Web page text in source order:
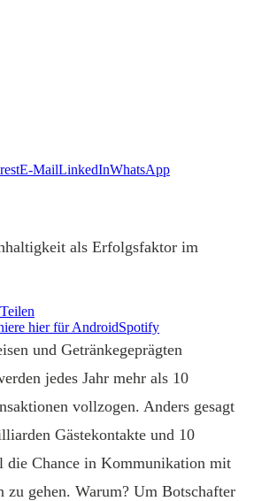
E-MailLinkedInWhatsApp
als Erfolgsfaktor im
Teilen
hier für AndroidSpotify
und Getränkegeprägten
jedes Jahr mehr als 10
vollzogen. Anders gesagt
Gästekontakte und 10
Chance in Kommunikation mit
zu gehen. Warum? Um Botschafter